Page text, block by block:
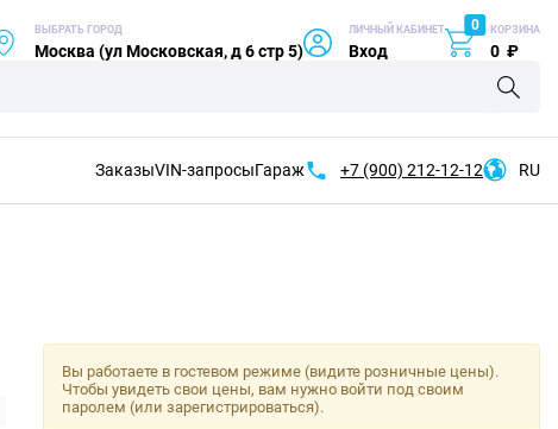
ВЫБРАТЬ ГОРОД
Москва (ул Московская, д 6 стр 5)
ЛИЧНЫЙ КАБИНЕТ
Вход
0 КОРЗИНА
0 ₽
ЗаказыVIN-запросыГараж +7 (900) 212-12-12 RU
Вы работаете в гостевом режиме (видите розничные цены).
Чтобы увидеть свои цены, вам нужно войти под своим
паролем (или зарегистрироваться).